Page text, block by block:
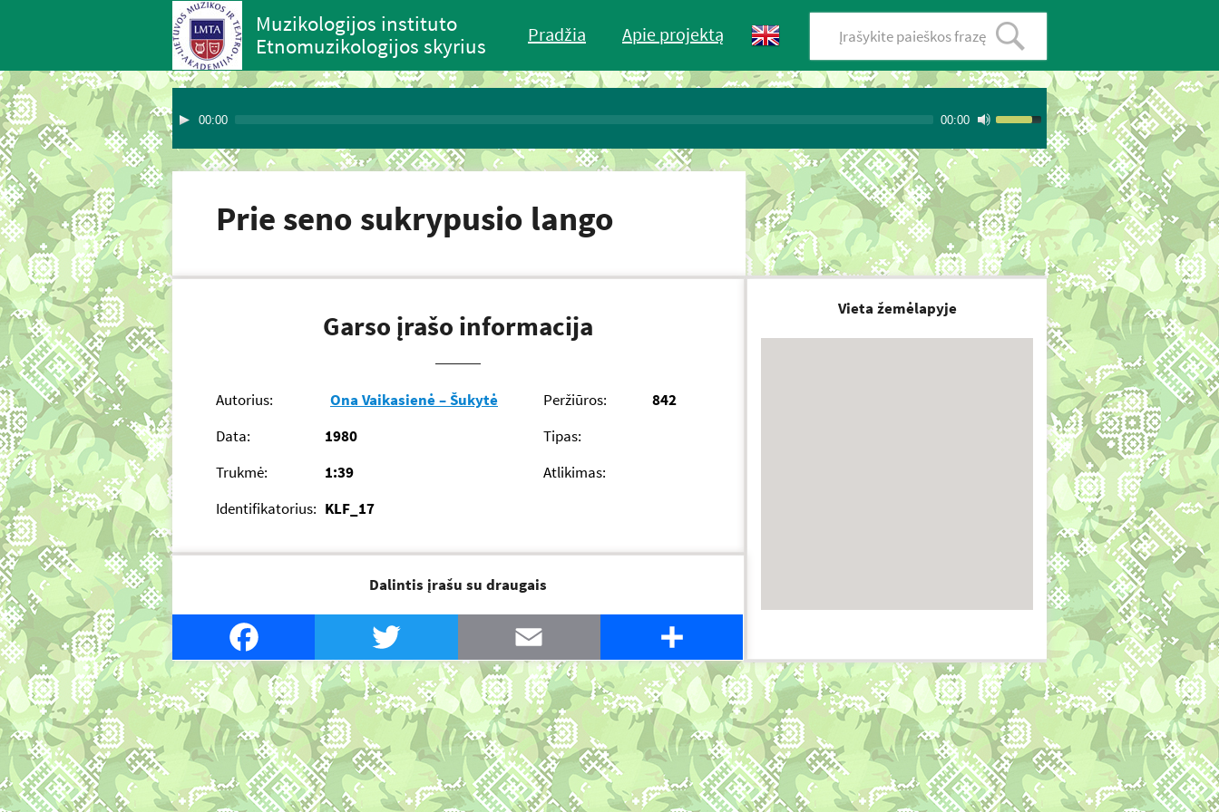
Muzikologijos instituto
Etnomuzikologijos skyrius
Pradžia Apie projektą
00:00 00:00
Prie seno sukrypusio lango
Garso įrašo informacija
Autorius: Ona Vaikasienė – Šukytė Peržiūros:
842
Data:
1980
Tipas:
Trukmė:
1:39
Atlikimas:
Identifikatorius: KLF_17
Vieta žemėlapyje
Dalintis įrašu su draugais
Facebook Twitter Email Share